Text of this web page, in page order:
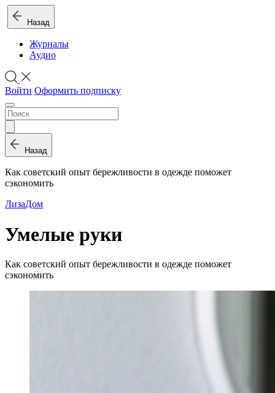
Назад
Журналы
Аудио
Войти Оформить подписку
Назад
Как советский опыт бережливости в одежде поможет
сэкономить
ЛизаДом
Умелые руки
Как советский опыт бережливости в одежде поможет
сэкономить